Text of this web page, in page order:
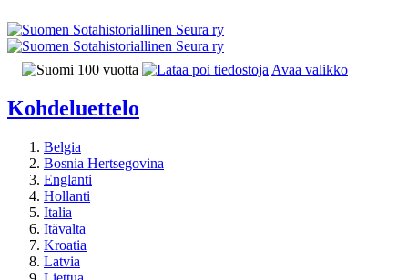
Avaa valikko
Kohdeluettelo
Belgia
Bosnia Hertsegovina
Englanti
Hollanti
Italia
Itävalta
Kroatia
Latvia